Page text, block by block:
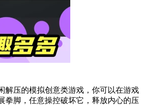
解压的模拟创意类游戏，你可以在游戏
拳脚，任意操控破坏它，释放内心的压